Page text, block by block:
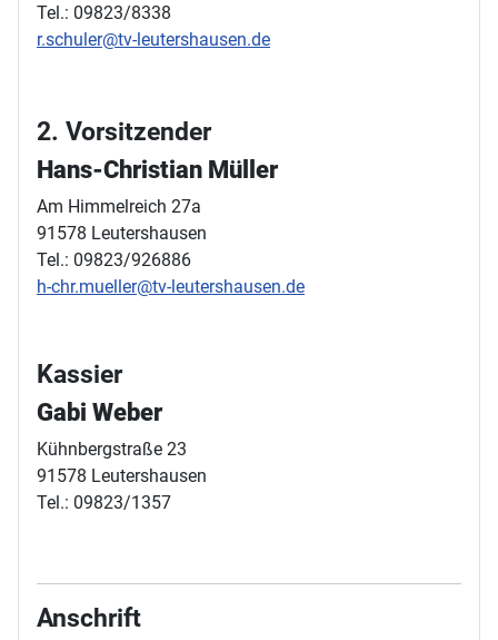
Tel.: 09823/8338
r.schuler@tv-leutershausen.de
2. Vorsitzender
Hans-Christian Müller
Am Himmelreich 27a
91578 Leutershausen
Tel.: 09823/926886
h-chr.mueller@tv-leutershausen.de
Kassier
Gabi Weber
Kühnbergstraße 23
91578 Leutershausen
Tel.: 09823/1357
Anschrift